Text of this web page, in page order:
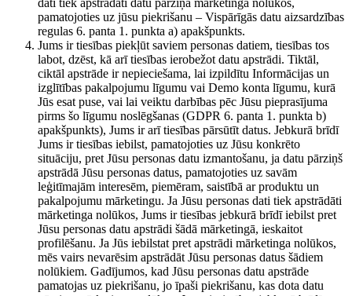
dati tiek apstrādāti datu pārziņa mārketinga nolūkos,
pamatojoties uz jūsu piekrišanu – Vispārīgās datu aizsardzības
regulas 6. panta 1. punkta a) apakšpunkts.
Jums ir tiesības piekļūt saviem personas datiem, tiesības tos
labot, dzēst, kā arī tiesības ierobežot datu apstrādi. Tiktāl,
ciktāl apstrāde ir nepieciešama, lai izpildītu Informācijas un
izglītības pakalpojumu līgumu vai Demo konta līgumu, kurā
Jūs esat puse, vai lai veiktu darbības pēc Jūsu pieprasījuma
pirms šo līgumu noslēgšanas (GDPR 6. panta 1. punkta b)
apakšpunkts), Jums ir arī tiesības pārsūtīt datus. Jebkurā brīdī
Jums ir tiesības iebilst, pamatojoties uz Jūsu konkrēto
situāciju, pret Jūsu personas datu izmantošanu, ja datu pārziņš
apstrādā Jūsu personas datus, pamatojoties uz savām
leģitīmajām interesēm, piemēram, saistībā ar produktu un
pakalpojumu mārketingu. Ja Jūsu personas dati tiek apstrādāti
mārketinga nolūkos, Jums ir tiesības jebkurā brīdī iebilst pret
Jūsu personas datu apstrādi šādā mārketingā, ieskaitot
profilēšanu. Ja Jūs iebilstat pret apstrādi mārketinga nolūkos,
mēs vairs nevarēsim apstrādāt Jūsu personas datus šādiem
nolūkiem. Gadījumos, kad Jūsu personas datu apstrāde
pamatojas uz piekrišanu, jo īpaši piekrišanu, kas dota datu